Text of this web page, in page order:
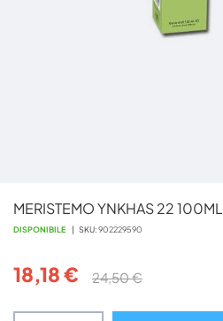
MERISTEMO YNKHAS 22 100ML
DISPONIBILE SKU 902229590
18,18 € 24,50 €
all'inizio
della
immagini